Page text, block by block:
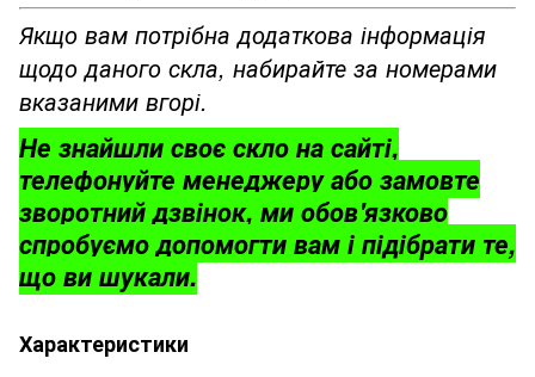
Якщо вам потрібна додаткова інформація
щодо даного скла, набирайте за номерами
вказаними вгорі.
Не знайшли своє скло на сайті,
телефонуйте менеджеру або замовте
зворотний дзвінок, ми обов'язково
спробуємо допомогти вам і підібрати те,
що ви шукали.
Характеристики